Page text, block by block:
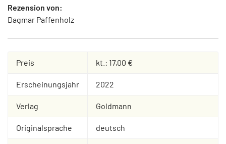
Rezension von:
Dagmar Paffenholz
Preis kt.: 17,00 €
Erscheinungsjahr 2022
Verlag Goldmann
Originalsprache deutsch